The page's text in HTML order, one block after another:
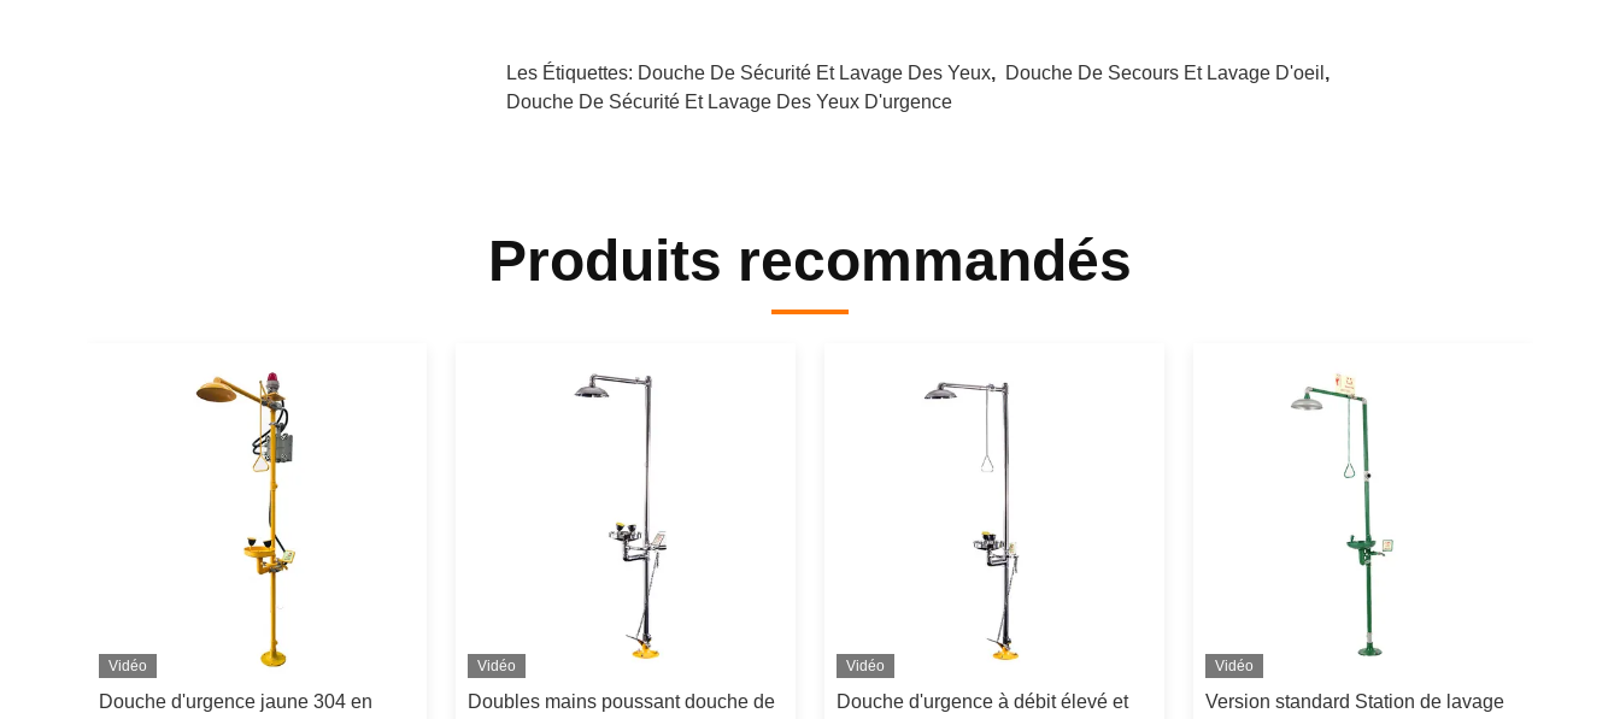
Les Étiquettes: Douche De Sécurité Et Lavage Des Yeux, Douche De Secours Et Lavage D'oeil ,
Douche De Sécurité Et Lavage Des Yeux D'urgence
Produits recommandés
Vidéo
Douche d'urgence jaune 304 en
Vidéo
Doubles mains poussant douche de
Vidéo
Douche d'urgence à débit élevé et
Vidéo
Version standard Station de lavage